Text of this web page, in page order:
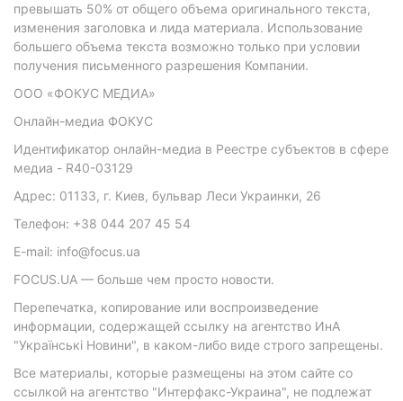
превышать 50% от общего объема оригинального текста,
изменения заголовка и лида материала. Использование
большего объема текста возможно только при условии
получения письменного разрешения Компании.
ООО «ФОКУС МЕДИА»
Онлайн-медиа ФОКУС
Идентификатор онлайн-медиа в Реестре субъектов в сфере
медиа - R40-03129
Адрес: 01133, г. Киев, бульвар Леси Украинки, 26
Телефон: +38 044 207 45 54
E-mail: info@focus.ua
FOCUS.UA — больше чем просто новости.
Перепечатка, копирование или воспроизведение
информации, содержащей ссылку на агентство ИнА
"Українські Новини", в каком-либо виде строго запрещены.
Все материалы, которые размещены на этом сайте со
ссылкой на агентство "Интерфакс-Украина", не подлежат